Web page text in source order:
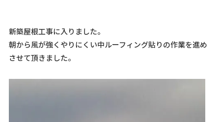
新築屋根工事に入りました。
朝から風が強くやりにくい中ルーフィング貼りの作業を進め
させて頂きました。